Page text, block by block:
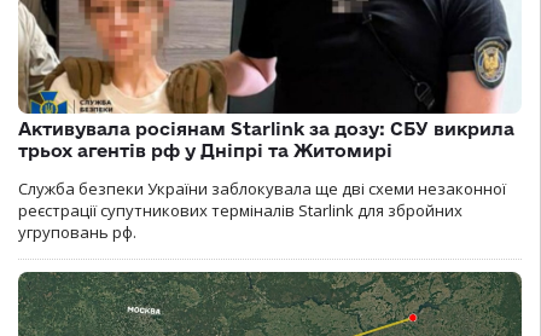
Активувала росіянам Starlink за дозу: СБУ викрила
трьох агентів рф у Дніпрі та Житомирі
Служба безпеки України заблокувала ще дві схеми незаконної
реєстрації супутникових терміналів Starlink для збройних
угруповань рф.